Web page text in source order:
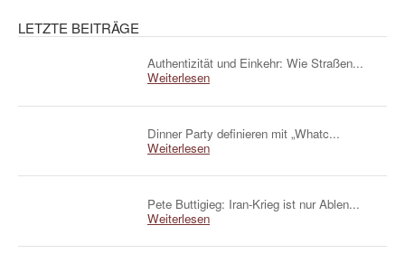
LETZTE BEITRÄGE
Authentizität und Einkehr: Wie Straßen...
Weiterlesen
Dinner Party definieren mit „Whatc...
Weiterlesen
Pete Buttigieg: Iran-Krieg ist nur Ablen...
Weiterlesen